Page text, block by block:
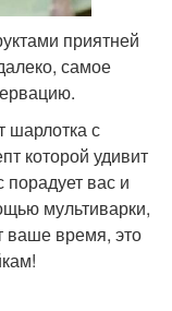
приятней
самое
шарлотка с
которой удивит
порадует вас и
мультиварки,
ваше время, это